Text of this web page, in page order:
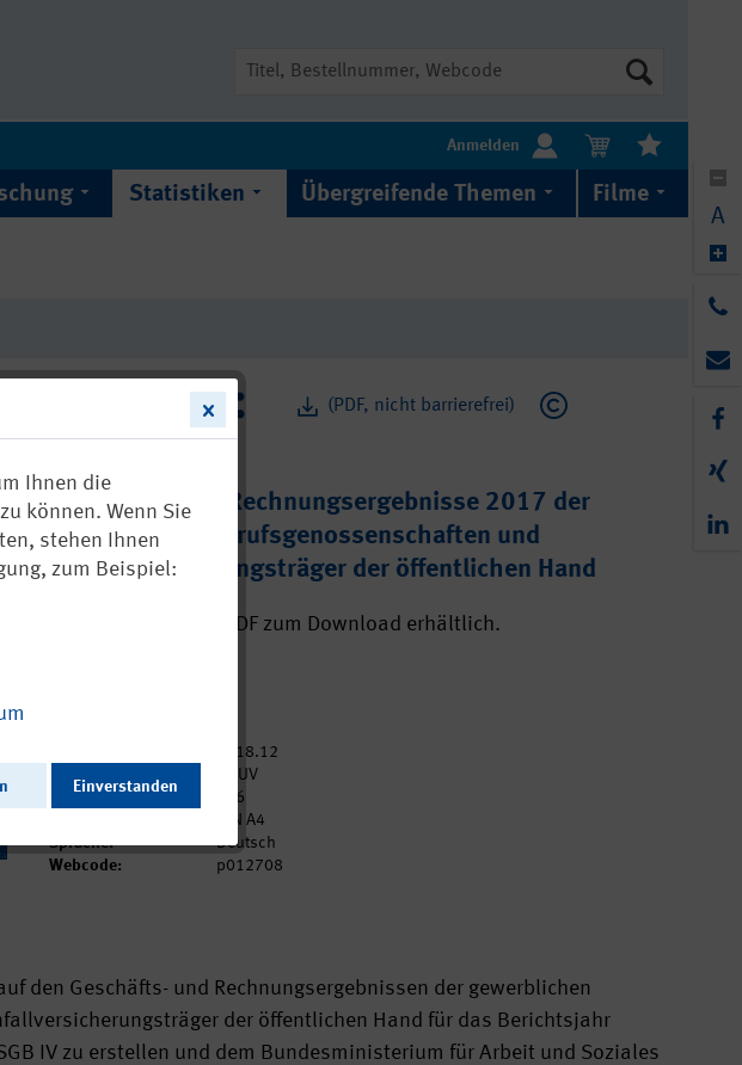
Anmelden
Statistiken Übergreifende Themen Filme
(PDF, nicht barrierefrei)
Geschäfts- und Rechnungsergebnisse 2017 der
gewerblichen Berufsgenossenschaften und
Unfallversicherungsträger der öffentlichen Hand
Ausschließlich als PDF zum Download erhältlich.
2018.12
DGUV
156
DIN A4
Sprache:
Deutsch
Webcode:
p012708
den Geschäfts- und Rechnungsergebnissen der gewerblichen
der öffentlichen Hand für das Berichtsjahr
IV zu erstellen und dem Bundesministerium für Arbeit und Soziales
A
Ihnen die
können. Wenn Sie
stehen Ihnen
zum Beispiel:
Einverstanden